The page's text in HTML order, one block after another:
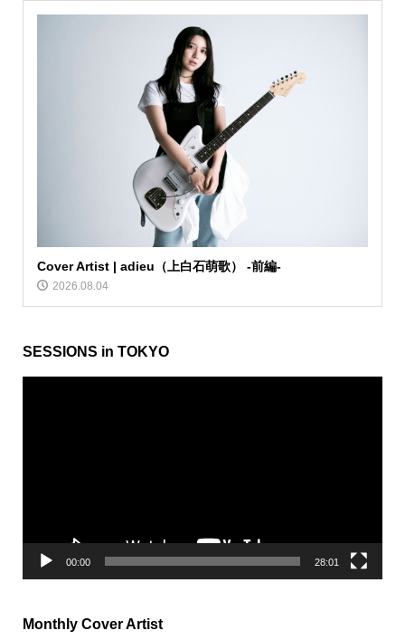
Cover Artist | adieu（上白石萌歌） -前編-
2026.08.04
SESSIONS in TOKYO
00:00 28:01
Monthly Cover Artist